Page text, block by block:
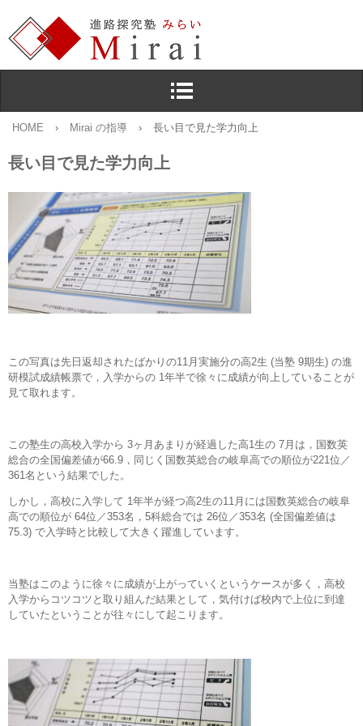
HOME › Mirai の指導 › 長い目で見た学力向上
長い目で見た学力向上
この写真は先日返却されたばかりの11月実施分の高2生 (当塾 9期生) の進
研模試成績帳票で，入学からの 1年半で徐々に成績が向上していることが
見て取れます。
この塾生の高校入学から 3ヶ月あまりが経過した高1生の 7月は，国数英
総合の全国偏差値が66.9，同じく国数英総合の岐阜高での順位が221位／
361名という結果でした。
しかし，高校に入学して 1年半が経つ高2生の11月には国数英総合の岐阜
高での順位が 64位／353名，5科総合では 26位／353名 (全国偏差値は
75.3) で入学時と比較して大きく躍進しています。
当塾はこのように徐々に成績が上がっていくというケースが多く，高校
入学からコツコツと取り組んだ結果として，気付けば校内で上位に到達
していたということが往々にして起こります。